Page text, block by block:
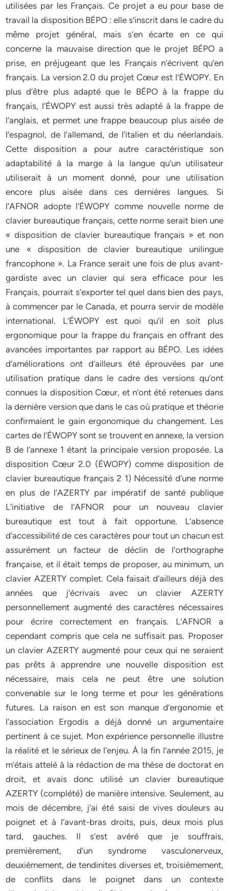
utilisées par les Français. Ce projet a eu pour base de
travail la disposition BÉPO : elle s’inscrit dans le cadre du
même projet général, mais s’en écarte en ce qui
concerne la mauvaise direction que le projet BÉPO a
prise, en préjugeant que les Français n’écrivent qu’en
français. La version 2.0 du projet Cœur est l’ÉWOPY. En
plus d’être plus adapté que le BÉPO à la frappe du
français, l’ÉWOPY est aussi très adapté à la frappe de
l’anglais, et permet une frappe beaucoup plus aisée de
l’espagnol, de l’allemand, de l’italien et du néerlandais.
Cette disposition a pour autre caractéristique son
adaptabilité à la marge à la langue qu’un utilisateur
utiliserait à un moment donné, pour une utilisation
encore plus aisée dans ces dernières langues. Si
l’AFNOR adopte l’ÉWOPY comme nouvelle norme de
clavier bureautique français, cette norme serait bien une
« disposition de clavier bureautique français » et non
une « disposition de clavier bureautique unilingue
francophone ». La France serait une fois de plus avant-
gardiste avec un clavier qui sera efficace pour les
Français, pourrait s’exporter tel quel dans bien des pays,
à commencer par le Canada, et pourra servir de modèle
international. L’ÉWOPY est quoi qu’il en soit plus
ergonomique pour la frappe du français en offrant des
avancées importantes par rapport au BÉPO. Les idées
d’améliorations ont d’ailleurs été éprouvées par une
utilisation pratique dans le cadre des versions qu’ont
connues la disposition Cœur, et n’ont été retenues dans
la dernière version que dans le cas où pratique et théorie
confirmaient le gain ergonomique du changement. Les
cartes de l’ÉWOPY sont se trouvent en annexe, la version
B de l’annexe 1 étant la principale version proposée. La
disposition Cœur 2.0 (ÉWOPY) comme disposition de
clavier bureautique français 2 1) Nécessité d’une norme
en plus de l’AZERTY par impératif de santé publique
L’initiative de l’AFNOR pour un nouveau clavier
bureautique est tout à fait opportune. L’absence
d’accessibilité de ces caractères pour tout un chacun est
assurément un facteur de déclin de l’orthographe
française, et il était temps de proposer, au minimum, un
clavier AZERTY complet. Cela faisait d’ailleurs déjà des
années que j’écrivais avec un clavier AZERTY
personnellement augmenté des caractères nécessaires
pour écrire correctement en français. L’AFNOR a
cependant compris que cela ne suffisait pas. Proposer
un clavier AZERTY augmenté pour ceux qui ne seraient
pas prêts à apprendre une nouvelle disposition est
nécessaire, mais cela ne peut être une solution
convenable sur le long terme et pour les générations
futures. La raison en est son manque d’ergonomie et
l’association Ergodis a déjà donné un argumentaire
pertinent à ce sujet. Mon expérience personnelle illustre
la réalité et le sérieux de l’enjeu. À la fin l’année 2015, je
m’étais attelé à la rédaction de ma thèse de doctorat en
droit, et avais donc utilisé un clavier bureautique
AZERTY (complété) de manière intensive. Seulement, au
mois de décembre, j’ai été saisi de vives douleurs au
poignet et à l’avant-bras droits, puis, deux mois plus
tard, gauches. Il s’est avéré que je souffrais,
premièrement, d’un syndrome vasculonerveux,
deuxièmement, de tendinites diverses et, troisièmement,
de conflits dans le poignet dans un contexte